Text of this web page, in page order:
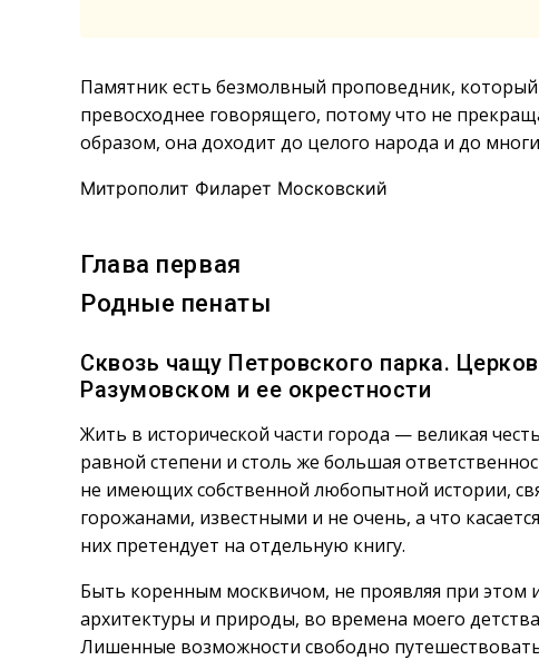
Памятник есть безмолвный проповедник,
превосходнее говорящего, потому что не
образом, она доходит до целого народа и до
Митрополит Филарет Московский
Глава первая
Родные пенаты
Сквозь чащу Петровского парка.
Разумовском и ее окрестности
Жить в исторической части города — великая
равной степени и столь же большая
не имеющих собственной любопытной истории,
горожанами, известными и не очень, а что
них претендует на отдельную книгу.
Быть коренным москвичом, не проявляя при этом
архитектуры и природы, во времена моего
Лишенные возможности свободно